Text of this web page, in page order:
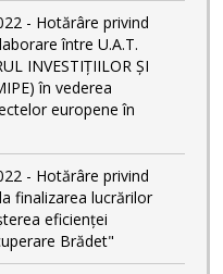
- Hotărâre privind
între U.A.T.
INVESTIȚIILOR ȘI
în vederea
europene în
- Hotărâre privind
finalizarea lucrărilor
eficienței
Brădet"